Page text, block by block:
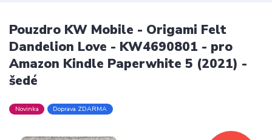
Pouzdro KW Mobile - Origami Felt
Dandelion Love - KW4690801 - pro
Amazon Kindle Paperwhite 5 (2021) -
šedé
Novinka Doprava ZDARMA